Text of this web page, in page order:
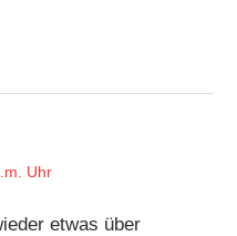
Uhr
etwas über